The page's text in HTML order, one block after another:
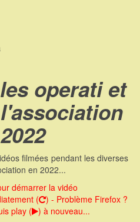
operati et
filmées pendant les diverses
en 2022...
démarrer la vidéo
(
) - Problème Firefox ?
play ( ) à nouveau...